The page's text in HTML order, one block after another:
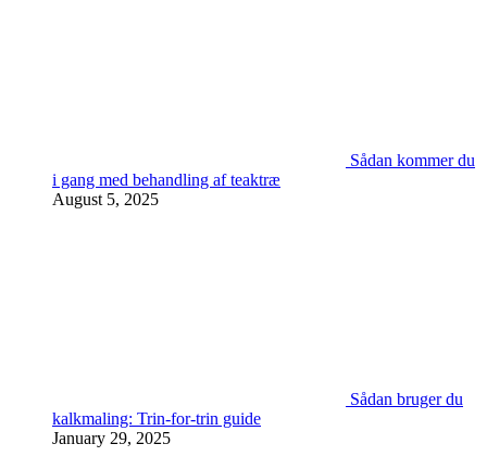
Sådan kommer du
i gang med behandling af teaktræ
August 5, 2025
Sådan bruger du
kalkmaling: Trin-for-trin guide
January 29, 2025